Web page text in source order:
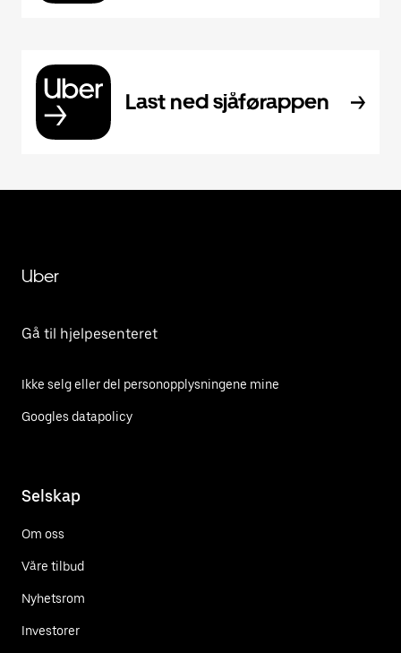
Last ned sjåførappen
Uber
Gå til hjelpesenteret
Ikke selg eller del personopplysningene mine
Googles datapolicy
Selskap
Om oss
Våre tilbud
Nyhetsrom
Investorer